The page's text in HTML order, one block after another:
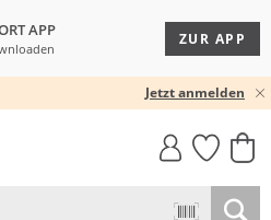
APP ZUR APP
Jetzt anmelden
MUST-HAVE